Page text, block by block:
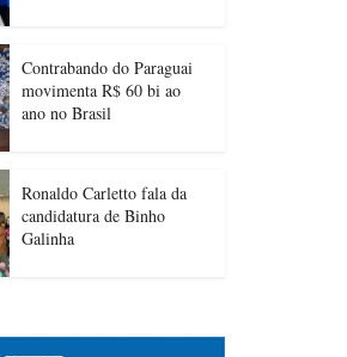
Contrabando do Paraguai
movimenta R$ 60 bi ao
ano no Brasil
Ronaldo Carletto fala da
candidatura de Binho
Galinha